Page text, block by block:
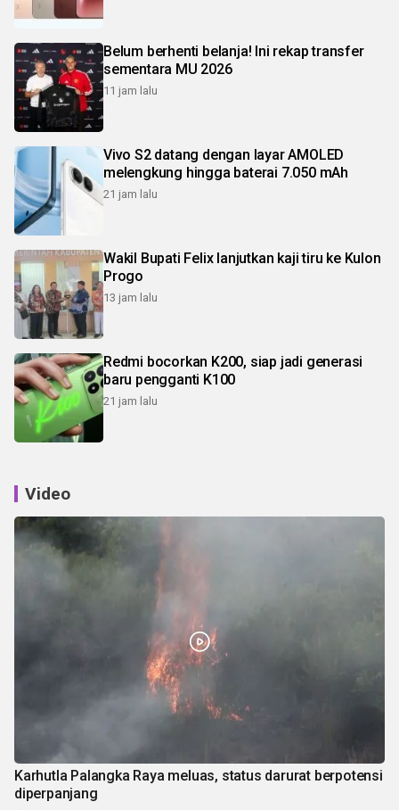
Belum berhenti belanja! Ini rekap transfer
sementara MU 2026
11 jam lalu
Vivo S2 datang dengan layar AMOLED
melengkung hingga baterai 7.050 mAh
21 jam lalu
Wakil Bupati Felix lanjutkan kaji tiru ke Kulon
Progo
13 jam lalu
Redmi bocorkan K200, siap jadi generasi
baru pengganti K100
21 jam lalu
Video
Karhutla Palangka Raya meluas, status darurat berpotensi
diperpanjang